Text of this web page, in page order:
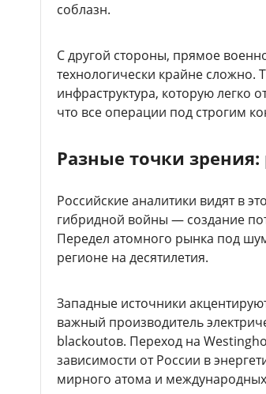
соблазн.
С другой стороны, прямое
технологически крайне сложно.
инфраструктура, которую легко
что все операции под строгим
Разные точки
Российские аналитики видят в
гибридной войны — создание
Передел атомного рынка под
регионе на десятилетия.
Западные источники
важный производитель
blackoutов. Переход на
зависимости от России в
мирного атома и